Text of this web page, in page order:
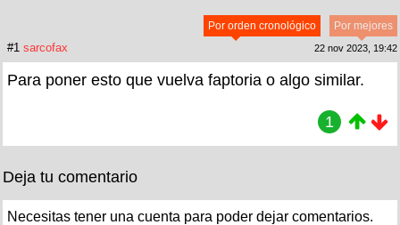
Por mejores
Por orden cronológico
#1 sarcofax 22 nov 2023, 19:42
Para poner esto que vuelva faptoria o algo similar.
1
Deja tu comentario
Necesitas tener una cuenta para poder dejar comentarios.